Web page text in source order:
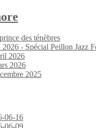
des ténèbres
- Spécial Peillon Jazz
2026
2026
2025
06-16